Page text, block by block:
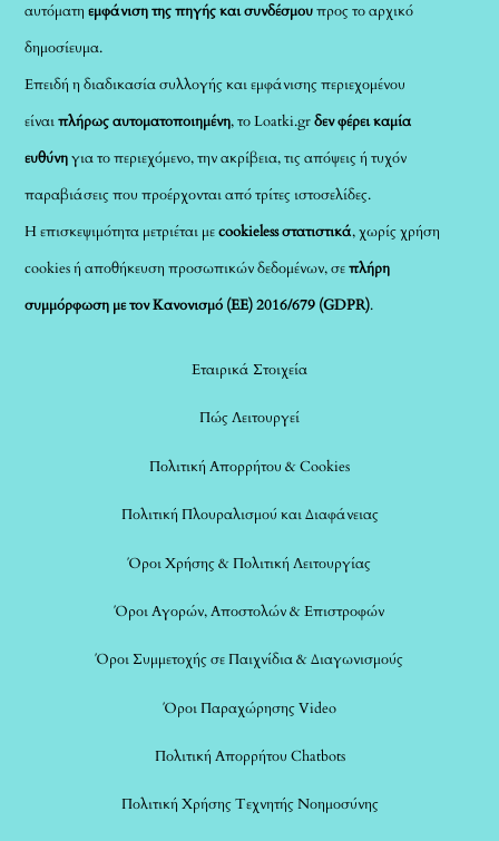
αυτόματηεμφάνιση της πηγής και συνδέσμουπρος το αρχικό
δημοσίευμα.
Επειδή η διαδικασία συλλογής και εμφάνισης περιεχομένου
είναιπλήρως αυτοματοποιημένη, το Loatki.grδεν φέρει καμία
ευθύνηγια το περιεχόμενο, την ακρίβεια, τις απόψεις ή τυχόν
παραβιάσεις που προέρχονται από τρίτες ιστοσελίδες.
Η επισκεψιμότητα μετριέται μεcookieless στατιστικά, χωρίς χρήση
cookies ή αποθήκευση προσωπικών δεδομένων, σεπλήρη
συμμόρφωση με τον Κανονισμό (ΕΕ) 2016/679 (GDPR).
Εταιρικά Στοιχεία
Πώς Λειτουργεί
Πολιτική Απορρήτου & Cookies
Πολιτική Πλουραλισμού και Διαφάνειας
Όροι Χρήσης & Πολιτική Λειτουργίας
Όροι Αγορών, Αποστολών & Επιστροφών
Όροι Συμμετοχής σε Παιχνίδια & Διαγωνισμούς
Όροι Παραχώρησης Video
Πολιτική Απορρήτου Chatbots
Πολιτική Χρήσης Τεχνητής Νοημοσύνης